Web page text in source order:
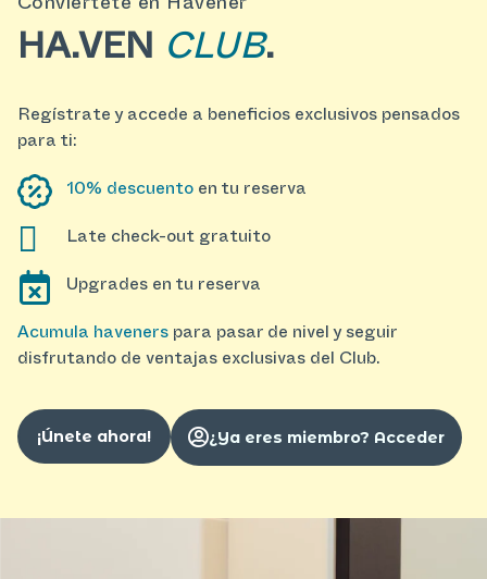
Conviértete en Havener
HA.VEN CLUB.
Regístrate y accede a beneficios exclusivos pensados
para ti:
10% descuento en tu reserva
Late check-out gratuito
Upgrades en tu reserva
Acumula haveners para pasar de nivel y seguir
disfrutando de ventajas exclusivas del Club.
¡Únete ahora! ¿Ya eres miembro? Acceder